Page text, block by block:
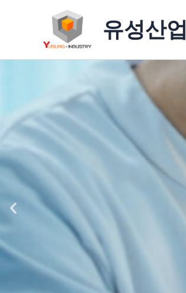
유성산업